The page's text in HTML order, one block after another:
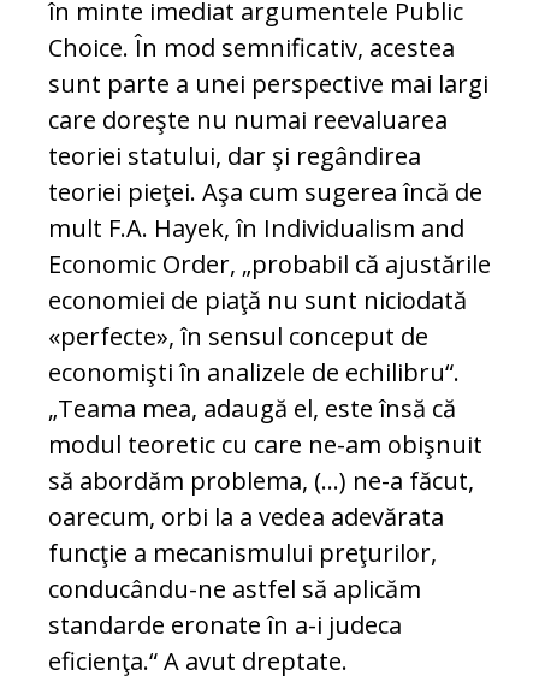
în minte imediat argumentele Public
Choice. În mod semnificativ, acestea
sunt parte a unei perspective mai largi
care doreşte nu numai reevaluarea
teoriei statului, dar şi regândirea
teoriei pieţei. Aşa cum sugerea încă de
mult F.A. Hayek, în Individualism and
Economic Order, „probabil că ajustările
economiei de piaţă nu sunt niciodată
«perfecte», în sensul conceput de
economişti în analizele de echilibru“.
„Teama mea, adaugă el, este însă că
modul teoretic cu care ne-am obişnuit
să abordăm problema, (…) ne-a făcut,
oarecum, orbi la a vedea adevărata
funcţie a mecanismului preţurilor,
conducându-ne astfel să aplicăm
standarde eronate în a-i judeca
eficienţa.“ A avut dreptate.